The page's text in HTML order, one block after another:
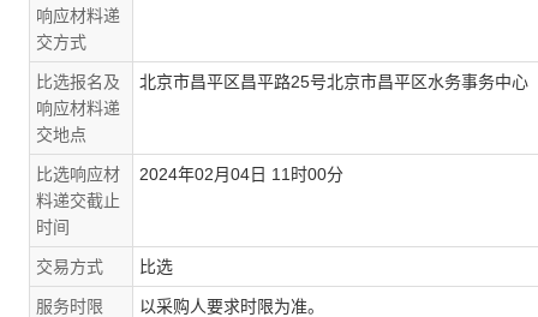
响应材料递
交方式
比选报名及
响应材料递
交地点
北京市昌平区昌平路25号北京市昌平区水务事务中心
比选响应材
料递交截止
时间
2024年02月04日 11时00分
交易方式 比选
服务时限 以采购人要求时限为准。